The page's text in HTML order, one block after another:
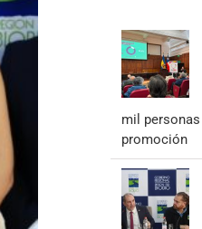
mil
promoción